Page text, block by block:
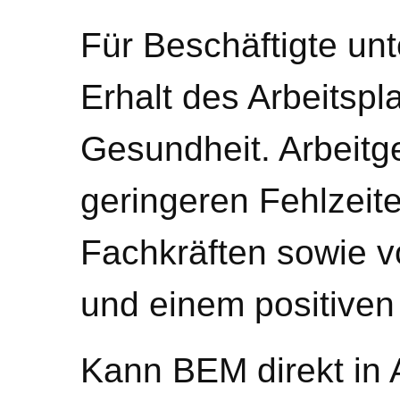
Für Beschäftigte
Erhalt des
Gesundheit.
geringeren
Fachkräften sowie
und einem
Kann BEM direkt in